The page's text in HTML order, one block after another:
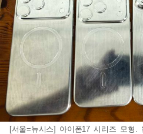
[서울=뉴시스] 아이폰17 시리즈 모형.